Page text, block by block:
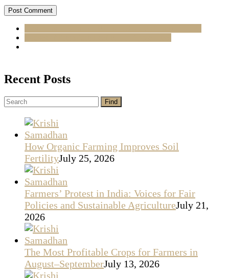
Recent Posts
How Organic Farming Improves Soil
FertilityJuly 25, 2026
Farmers’ Protest in India: Voices for Fair
Policies and Sustainable AgricultureJuly 21,
2026
The Most Profitable Crops for Farmers in
August–SeptemberJuly 13, 2026